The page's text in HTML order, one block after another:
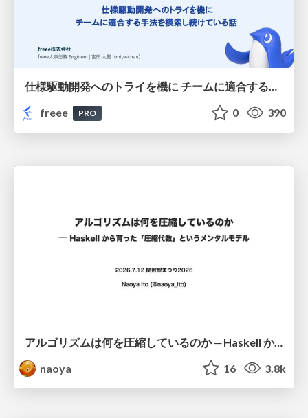
仕様駆動開発へのトライを機に チームに適合する手法を模索し続けている話
freee
PRO 0 390
アルゴリズムは何を圧縮しているのか ─ Haskell から育った「圧縮代数」というメンタルモデル
naoya
16 3.8k